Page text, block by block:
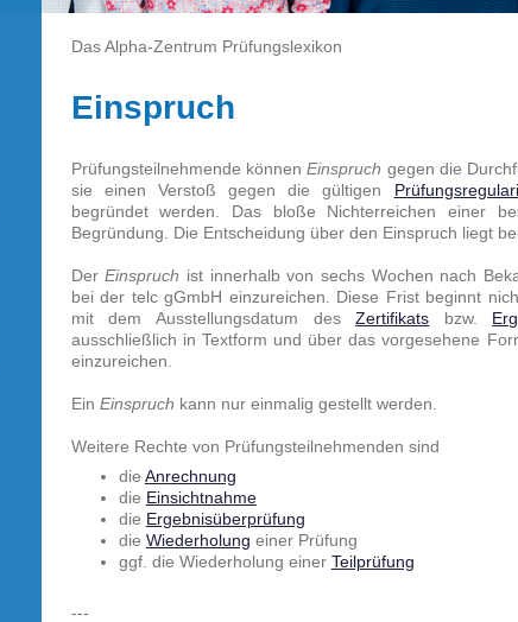
Das Alpha-Zentrum Prüfungslexikon
Einspruch
Prüfungsteilnehmende könnenEinspruch gegen die
sie einen Verstoß gegen die gültigen
begründet werden. Das bloße Nichterreichen einer
Begründung. Die Entscheidung über den Einspruch liegt
DerEinspruch ist innerhalb von sechs Wochen nach
bei der telc gGmbH einzureichen. Diese Frist beginnt
mit dem Ausstellungsdatum desZertifikats bzw.
ausschließlich in Textform und über das vorgesehene
einzureichen.
Ein Einspruch kann nur einmalig gestellt werden.
Weitere Rechte von Prüfungsteilnehmenden sind
die Anrechnung
die Einsichtnahme
die Ergebnisüberprüfung
die Wiederholung einer Prüfung
ggf. die Wiederholung einer Teilprüfung
---